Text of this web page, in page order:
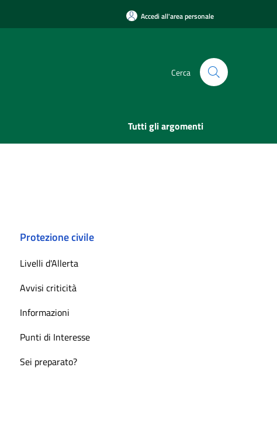
Accedi all'area personale
Cerca
Tutti gli argomenti
Protezione civile
Livelli d'Allerta
Avvisi criticità
Informazioni
Punti di Interesse
Sei preparato?